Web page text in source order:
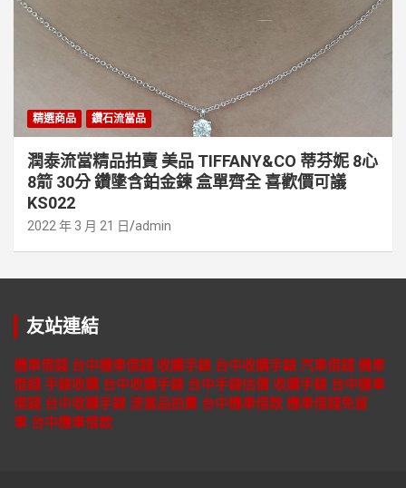
精選商品 鑽石流當品
潤泰流當精品拍賣 美品 TIFFANY&CO 蒂芬妮 8心
8箭 30分 鑽墬含鉑金鍊 盒單齊全 喜歡價可議
KS022
2022 年 3 月 21 日 admin
友站連結
機車借錢 台中機車借錢 收購手錶 台中收購手錶 汽車借錢 機車
借錢 手錶收購 台中收購手錶 台中手錶估價 收購手錶 台中機車
借錢 台中收購手錶 流當品拍賣 台中機車借款 機車借錢免留
車 台中機車借款